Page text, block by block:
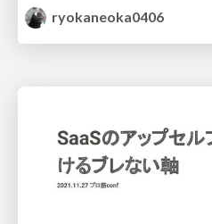
ryokaneoka0406